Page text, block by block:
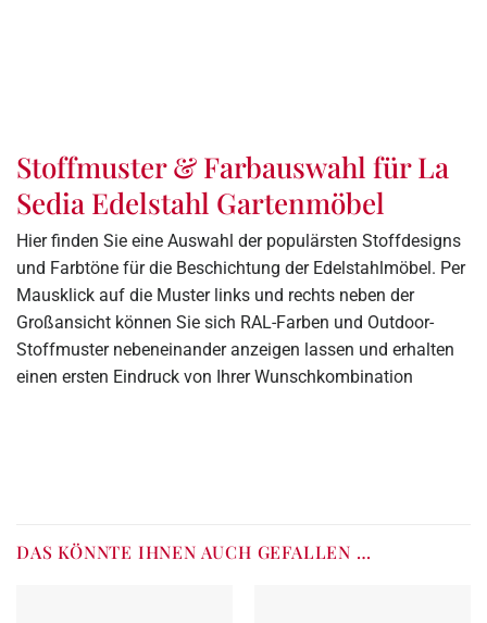
Stoffmuster & Farbauswahl für La
Sedia Edelstahl Gartenmöbel
Hier finden Sie eine Auswahl der populärsten Stoffdesigns
und Farbtöne für die Beschichtung der Edelstahlmöbel. Per
Mausklick auf die Muster links und rechts neben der
Großansicht können Sie sich RAL-Farben und Outdoor-
Stoffmuster nebeneinander anzeigen lassen und erhalten
einen ersten Eindruck von Ihrer Wunschkombination
DAS KÖNNTE IHNEN AUCH GEFALLEN …